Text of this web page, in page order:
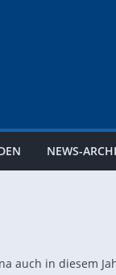
NEWS-
auch in diesem